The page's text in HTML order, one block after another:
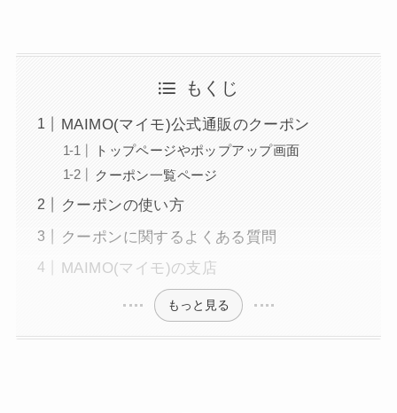
もくじ
MAIMO(マイモ)公式通販のクーポン
トップページやポップアップ画面
クーポン一覧ページ
クーポンの使い方
クーポンに関するよくある質問
MAIMO(マイモ)の支店
もっと見る